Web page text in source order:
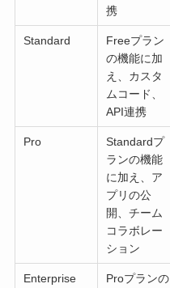
携
Standard
Freeプラン
の機能に加
え、カスタ
ムコード、
API連携
Pro
Standardプ
ランの機能
に加え、ア
プリの公
開、チーム
コラボレー
ション
Enterprise
Proプランの